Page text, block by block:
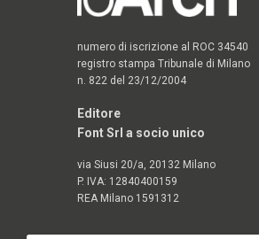
numero di iscrizione al ROC 34540
registro stampa Tribunale di Milano
n. 822 del 23/12/2004
Editore
Font Srl a socio unico
via Siusi 20/a, 20132 Milano
P. IVA: 12840400159
REA Milano 1591312